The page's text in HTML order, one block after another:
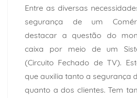
Entre as diversas
segurança de um
destacar a questão do
caixa por meio de um
(Circuito Fechado de TV).
que auxilia tanto a segurança
quanto a dos clientes. Tem